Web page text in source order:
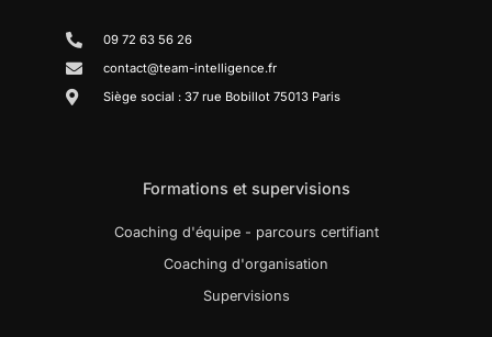
09 72 63 56 26
contact@team-intelligence.fr
Siège social : 37 rue Bobillot 75013 Paris
Formations et supervisions
Coaching d'équipe - parcours certifiant
Coaching d'organisation
Supervisions